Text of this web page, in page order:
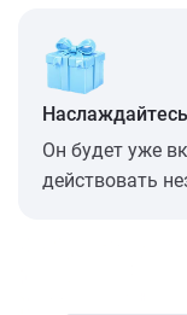
Он будет уже
действовать